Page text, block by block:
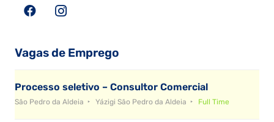
Vagas de Emprego
Processo seletivo – Consultor Comercial
São Pedro da Aldeia Yázigi São Pedro da Aldeia Full Time